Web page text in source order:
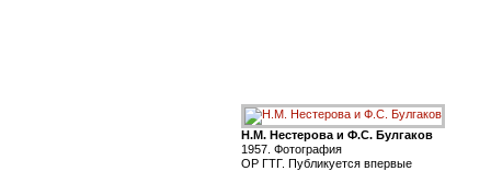
Н.М. Нестерова и Ф.С. Булгаков
1957. Фотография
ОР ГТГ. Публикуется впервые